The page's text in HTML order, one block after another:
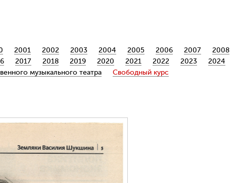
2001 2002 2003 2004 2005 2006 2007 2008
2017 2018 2019 2020 2021 2022 2023
2024
музыкального театра
Свободный курс